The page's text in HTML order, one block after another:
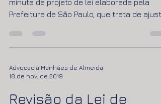
Encontra-se em fase de consulta pública
Prefeitura de São Paulo, que trata de
na Lei de...
18 de nov. de 2019